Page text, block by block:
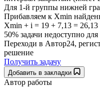
Для 1-й группы нижней
Прибавляем к Xmin
Xmin + i = 19 + 7,13 =
50% задачи недоступно
Переходи в Автор24,
решение
Получить задачу
Добавить в закладки
Автор работы